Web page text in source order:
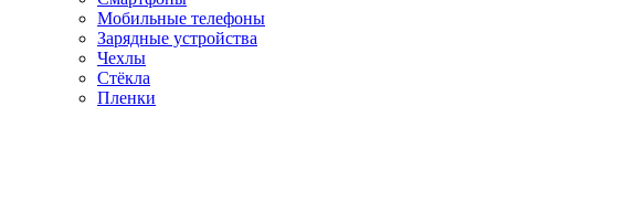
Мобильные телефоны
Зарядные устройства
Чехлы
Стёкла
Пленки